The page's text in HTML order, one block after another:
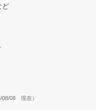
ど
08/08 現在）